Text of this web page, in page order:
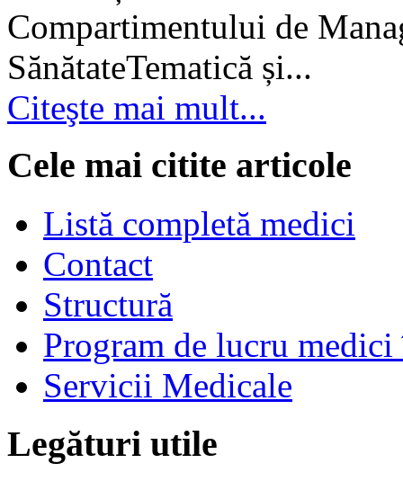
Compartimentului de
SănătateTematică și...
Citeşte mai mult...
Cele mai citite articole
Listă completă medici
Contact
Structură
Program de lucru
Servicii Medicale
Legături utile